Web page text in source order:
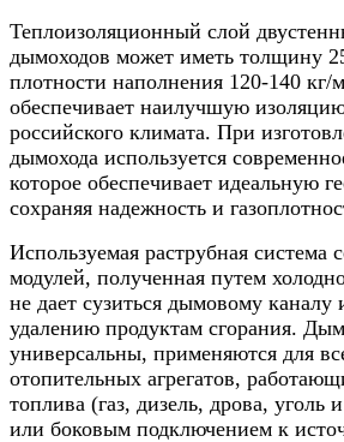
Теплоизоляционный слой
дымоходов может иметь толщину
плотности наполнения 120-140 кг/
обеспечивает наилучшую
российского климата. При
дымохода используется
которое обеспечивает идеальную
сохраняя надежность и
Используемая раструбная система
модулей, полученная путем
не дает сузиться дымовому каналу
удалению продуктам сгорания.
универсальны, применяются для
отопительных агрегатов,
топлива (газ, дизель, дрова, уголь
или боковым подключением к